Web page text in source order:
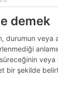
demek
durumun veya
bir şekilde